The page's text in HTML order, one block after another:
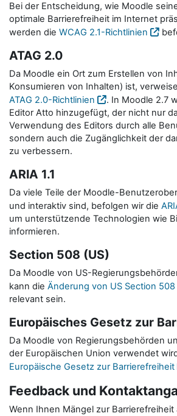
Bei der Entscheidung, wie Moodle
optimale Barrierefreiheit im Internet
werden die WCAG 2.1-Richtlinien
ATAG 2.0
Da Moodle ein Ort zum Erstellen von
Konsumieren von Inhalten) ist,
ATAG 2.0-Richtlinien
. In Moodle 2.7
Editor Atto hinzugefügt, der nicht nur
Verwendung des Editors durch alle
sondern auch die Zugänglichkeit der
zu verbessern.
ARIA 1.1
Da viele Teile der Moodle-
und interaktiv sind, befolgen wir die
um unterstützende Technologien wie
informieren.
Section 508 (US)
Da Moodle von US-
kann die Änderung von US Section 508
relevant sein.
Europäisches Gesetz zur
Da Moodle von Regierungsbehörden
der Europäischen Union verwendet
Europäische Gesetz zur Barrierefreiheit
Feedback und
Wenn Ihnen Mängel zur